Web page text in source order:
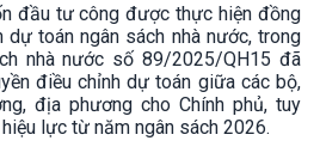
đầu tư công được thực hiện đồng
toán ngân sách nhà nước, trong
nhà nước số 89/2025/QH15 đã
điều chỉnh dự toán giữa các bộ,
địa phương cho Chính phủ, tuy
lực từ năm ngân sách 2026.